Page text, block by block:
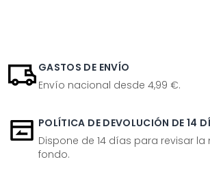
GASTOS DE ENVÍO
Envío nacional desde 4,99 €.
POLÍTICA DE DEVOLUCIÓN DE 14
Dispone de 14 días para revisar
fondo.